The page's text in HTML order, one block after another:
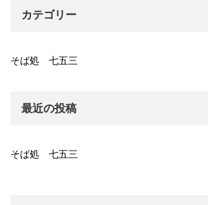
カテゴリー
そば処 七五三
最近の投稿
そば処 七五三